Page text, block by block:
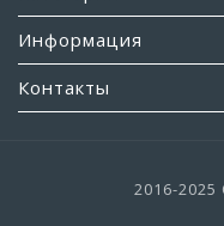
Информация
Контакты
2016-